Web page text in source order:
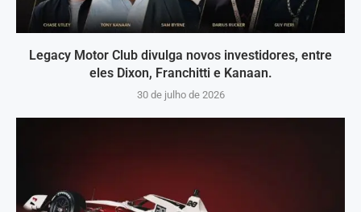
Legacy Motor Club divulga novos investidores, entre
eles Dixon, Franchitti e Kanaan.
30 de julho de 2026